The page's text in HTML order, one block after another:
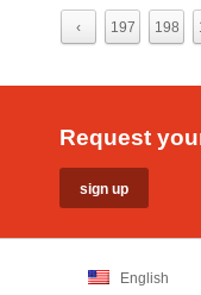
‹ 197 198
Request
English